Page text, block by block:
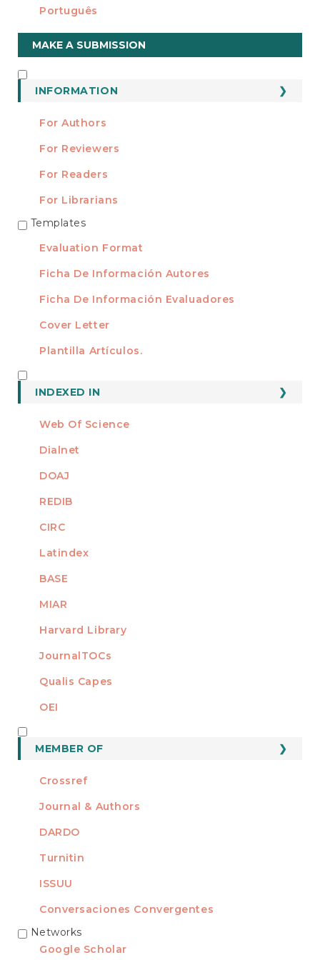
Português
Make
a
Submission
MAKE A SUBMISSION
INFORMATION
For Authors
For Reviewers
For Readers
For Librarians
TEMPLATES
Templates
Evaluation Format
Ficha De Información Autores
Ficha De Información Evaluadores
Cover Letter
Plantilla Artículos.
INDEXED IN
Web Of Science
Dialnet
DOAJ
REDIB
CIRC
Latindex
BASE
MIAR
Harvard Library
JournalTOCs
Qualis Capes
OEI
MEMBER OF
Crossref
Journal & Authors
DARDO
Turnitin
ISSUU
Conversaciones Convergentes
REDES
Networks
Google Scholar